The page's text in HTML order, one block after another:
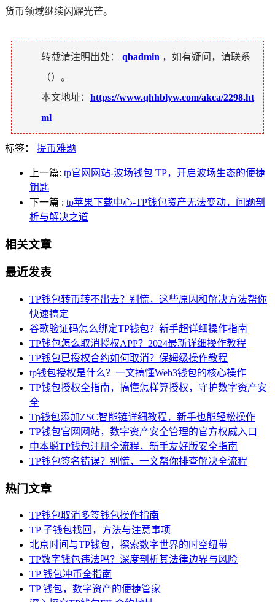
货币领域继续闪耀光芒。
转载请注明出处： qbadmin ，如有疑问，请联系
（）。
本文地址： https://www.qhhblyw.com/akca/2298.ht
ml
标签： 提币难题
上一篇: tp官网网站-波场钱包 TP，开启波场生态的便捷
钥匙
下一篇 : tp苹果下载中心-TP钱包资产无法变动，问题剖
析与解决之道
相关文章
最近发表
TP钱包转币转不出去？别慌，这些原因和解决方法帮你
快速搞定
谷歌验证码怎么绑定TP钱包？新手超详细操作指南
TP钱包怎么取消授权APP？2024最新详细操作教程
TP钱包已授权合约如何取消？保姆级操作教程
tp钱包授权是什么？一文搞懂Web3钱包的核心操作
TP钱包授权全指南，搞懂怎样算授权，守护数字资产安
全
Tp钱包添加ZSC智能链详细教程，新手也能轻松操作
TP钱包官网网站，数字资产安全管理的官方权威入口
中本聪TP钱包注册全流程，新手友好版安全指南
TP钱包签名错误？别慌，一文帮你排查解决全流程
热门文章
TP钱包取消多签钱包操作指南
TP 子钱包找回，方法与注意事项
北京时间与TP钱包，探索数字世界的时空纽带
TP数字钱包违法吗？深度剖析其法律边界与风险
TP 钱包冲币全指南
TP 钱包，数字资产的便捷管家